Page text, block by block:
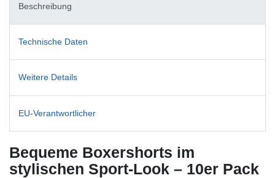
Beschreibung
Technische Daten
Weitere Details
EU-Verantwortlicher
Bequeme Boxershorts im
stylischen Sport-Look – 10er Pack